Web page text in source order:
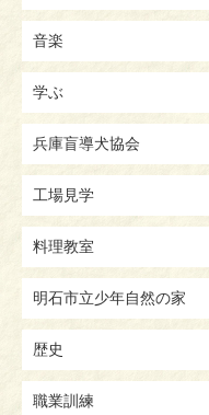
音楽
学ぶ
兵庫盲導犬協会
工場見学
料理教室
明石市立少年自然の家
歴史
職業訓練